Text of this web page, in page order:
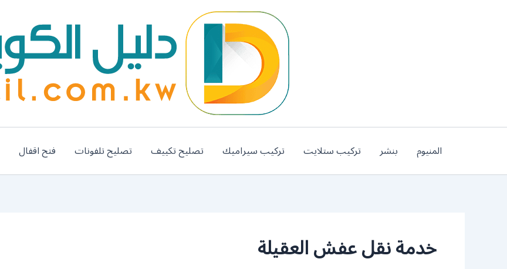
المنيوم بنشر تركيب ستلايت تركيب سيراميك تصليح تكييف تصليح تلفونات فتح اقفال
خدمة نقل عفش العقيلة